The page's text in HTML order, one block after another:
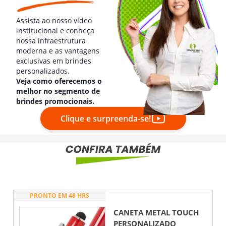
Assista ao nosso vídeo
institucional e conheça
nossa infraestrutura
moderna e as vantagens
exclusivas em brindes
personalizados.
Veja como oferecemos o
melhor no segmento de
brindes promocionais.
Clique e surpreenda-se!
PRONTO EM 48 HRS
CANETA METAL TOUCH
PERSONALIZADO